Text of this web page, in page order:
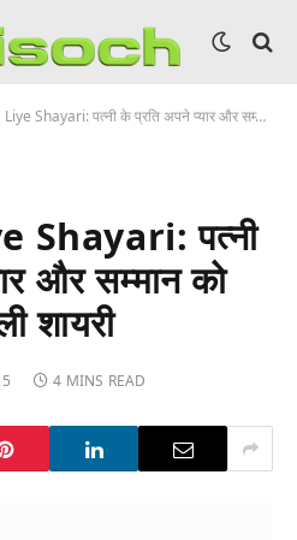
पत्नी के प्रति अपने प्यार और सम्मान को शब्दों में पिरोने वाली शायरी
Shayari: पत्नी
और सम्मान को
शायरी
4 MINS READ